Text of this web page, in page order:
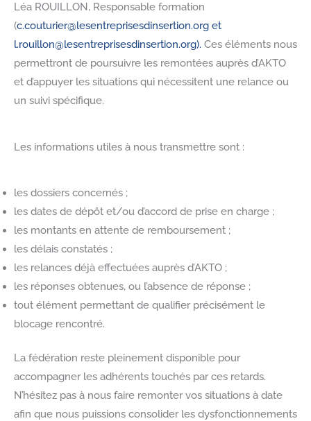
Léa ROUILLON, Responsable formation
(c.couturier@lesentreprisesdinsertion.org et
l.rouillon@lesentreprisesdinsertion.org). Ces éléments nous
permettront de poursuivre les remontées auprès d’AKTO
et d’appuyer les situations qui nécessitent une relance ou
un suivi spécifique.
Les informations utiles à nous transmettre sont :
les dossiers concernés ;
les dates de dépôt et/ou d’accord de prise en charge ;
les montants en attente de remboursement ;
les délais constatés ;
les relances déjà effectuées auprès d’AKTO ;
les réponses obtenues, ou l’absence de réponse ;
tout élément permettant de qualifier précisément le
blocage rencontré.
La fédération reste pleinement disponible pour
accompagner les adhérents touchés par ces retards.
N’hésitez pas à nous faire remonter vos situations à date
afin que nous puissions consolider les dysfonctionnements